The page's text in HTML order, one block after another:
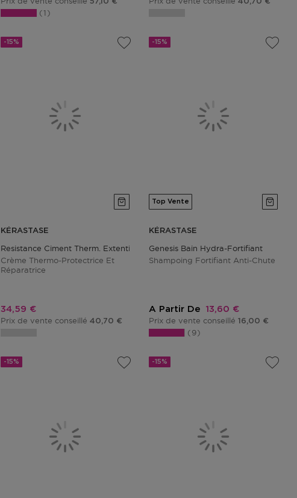
57,10 €
1
40,70 €
-15%
KÉRASTASE
Resistance Ciment Therm. Extentioniste
Crème Thermo-Protectrice Et
Réparatrice
Prix promotionnel
34,59 €
Prix de vente conseillé 40,70 €
-15%
Top Vente
KÉRASTASE
Genesis Bain Hydra-Fortifiant
Shampoing Fortifiant Anti-Chute
A Partir De Prix promotionnel
13,60 €
Prix de vente conseillé 16,00 €
9
-15% -15%